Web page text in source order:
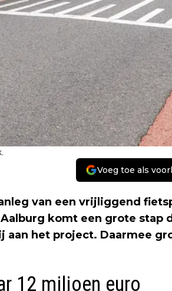
Voeg toe als
van een vrijliggend
komt een grote stap
het project. Daarmee
12 miljoen euro